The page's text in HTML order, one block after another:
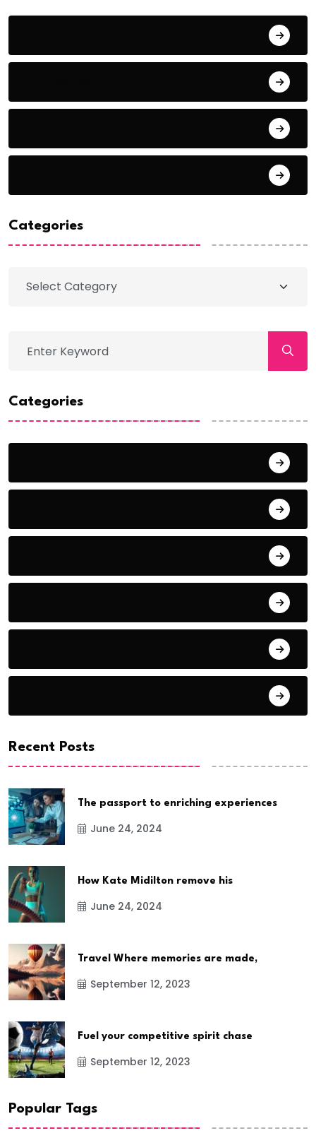
Categories
Categories
Recent Posts
The passport to enriching experiences
June 24, 2024
How Kate Midilton remove his
June 24, 2024
Travel Where memories are made,
September 12, 2023
Fuel your competitive spirit chase
September 12, 2023
Popular Tags